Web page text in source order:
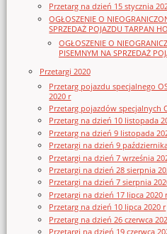
Przetarg na dzień 15 stycznia
OGŁOSZENIE O
SPRZEDAŻ POJAZDU TARPAN
OGŁOSZENIE O
PISEMNYM NA SPRZEDAŻ
Przetargi 2020
Przetarg pojazdu specjalnego
2020 r
Przetarg pojazdów specjalnych
Przetarg na dzień 10 listopada
Przetarg na dzień 9 listopada
Przetargi na dzień 9
Przetargi na dzień 7 września
Przetargi na dzień 28 sierpnia
Przetargi na dzień 7 sierpnia
Przetargi na dzień 17 lipca 2020
Przetarg na dzień 10 lipca 2020 r
Przetarg na dzień 26 czerwca
Przetargi na dzień 19 czerwca